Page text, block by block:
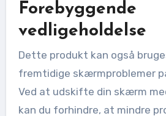
Forebyggende
vedligeholdelse
Dette produkt kan også
fremtidige skærmproblemer
Ved at udskifte din skærm
kan du forhindre, at mindre